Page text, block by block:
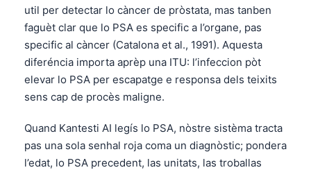
util per detectar lo càncer de pròstata, mas tanben
faguèt clar que lo PSA es specific a l’organe, pas
specific al càncer (Catalona et al., 1991). Aquesta
diferéncia importa aprèp una ITU: l’infeccion pòt
elevar lo PSA per escapatge e responsa dels teixits
sens cap de procès maligne.
Quand Kantesti AI legís lo PSA, nòstre sistèma tracta
pas una sola senhal roja coma un diagnòstic; pondera
l’edat, lo PSA precedent, las unitats, las troballas